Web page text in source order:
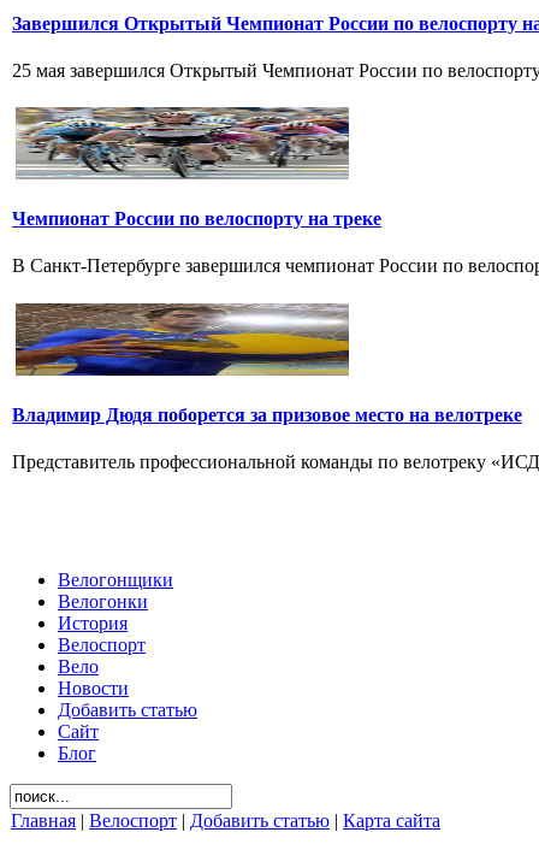
Завершился Открытый Чемпионат России по велоспорту
25 мая завершился Открытый Чемпионат России по
Чемпионат России по велоспорту на треке
В Санкт-Петербурге завершился чемпионат России по
Владимир Дюдя поборется за призовое место на велотреке
Представитель профессиональной команды по велотреку
Велогонщики
Велогонки
История
Велоспорт
Вело
Новости
Добавить статью
Сайт
Блог
Главная | Велоспорт | Добавить статью | Карта сайта